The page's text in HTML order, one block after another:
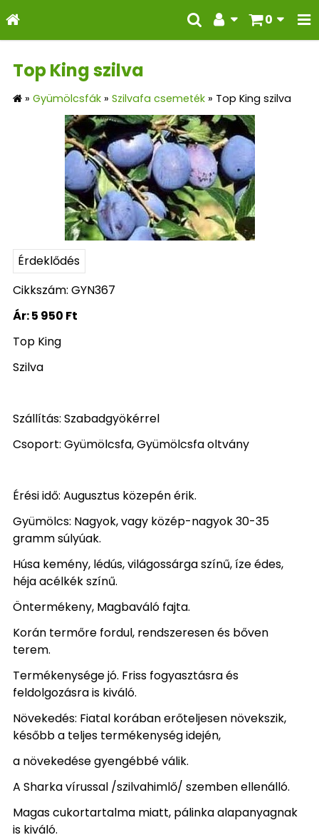
0
Top King szilva
» Gyümölcsfák » Szilvafa csemeték » Top King szilva
Érdeklődés
Cikkszám: GYN367
Ár:5 950 Ft
Top King
Szilva
Szállítás: Szabadgyökérrel
Csoport: Gyümölcsfa, Gyümölcsfa oltvány
Érési idő: Augusztus közepén érik.
Gyümölcs: Nagyok, vagy közép-nagyok 30-35
gramm súlyúak.
Húsa kemény, lédús, világossárga színű, íze édes,
héja acélkék színű.
Öntermékeny, Magbaváló fajta.
Korán termőre fordul, rendszeresen és bőven
terem.
Termékenysége jó. Friss fogyasztásra és
feldolgozásra is kiváló.
Növekedés: Fiatal korában erőteljesen növekszik,
később a teljes termékenység idején,
a növekedése gyengébbé válik.
A Sharka vírussal /szilvahimlő/ szemben ellenálló.
Magas cukortartalma miatt, pálinka alapanyagnak
is kiváló.